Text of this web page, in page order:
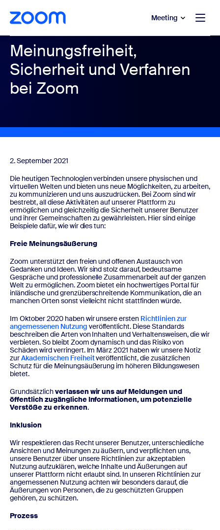
wechseln
Chat wechseln Meeting
Meinungsfreiheit,
Sicherheit und Verfahren
bei Zoom
2. September 2021
Die heutigen Technologien verbinden unsere physischen und
virtuellen Welten und bieten uns neue Möglichkeiten, zu arbeiten,
zu kommunizieren und uns auszudrücken. Bei Zoom sind wir
bestrebt, all diese Aktivitäten auf unserer Plattform zu
ermöglichen und gleichzeitig die Sicherheit unserer Benutzer
und ihrer Gemeinschaften zu gewährleisten. Hier sind einige
Beispiele dafür, wie wir dies tun:
Freie Meinungsäußerung
Zoom unterstützt den freien und offenen Austausch von
Gedanken und Ideen. Wir sind stolz darauf, bedeutsame
Gespräche und professionelle Zusammenarbeit auf der ganzen
Welt zu ermöglichen. Zoom bietet ein hochwertiges Portal für
inländische und grenzüberschreitende Kommunikation, die an
manchen Orten sonst vielleicht nicht stattfinden würde.
Im Oktober 2020 haben wir unsere ersten Richtlinien zur
angemessenen Nutzung veröffentlicht. Diese Standards
beschreiben die Arten von Inhalten und Verhaltensweisen, die wir
verbieten. So bleibt Zoom dynamisch und das Risiko von
Schäden wird verringert. Im März 2021 haben wir unsere Notiz
zurAkademischen Freiheitveröffentlicht, die zusätzlichen
Schutz für die Meinungsäußerung im höheren Bildungswesen
bietet.
Grundsätzlichverlassen wir uns auf Meldungen und
öffentlich zugängliche Informationen, um potenzielle
Verstöße zu erkennen.
Inklusion
Wir respektieren das Recht unserer Benutzer, unterschiedliche
Ansichten und Meinungen zu äußern, und verpflichten uns,
unsere Benutzer über unsere Richtlinien zur akzeptablen
Nutzung aufzuklären, welche Inhalte und Äußerungen auf
unserer Plattform nicht erlaubt sind. In unseren Richtlinien zur
angemessenen Nutzung achten wir besonders darauf, die
Äußerungen von Personen, die zu geschützten Gruppen
gehören, zu schützen.
Prozess